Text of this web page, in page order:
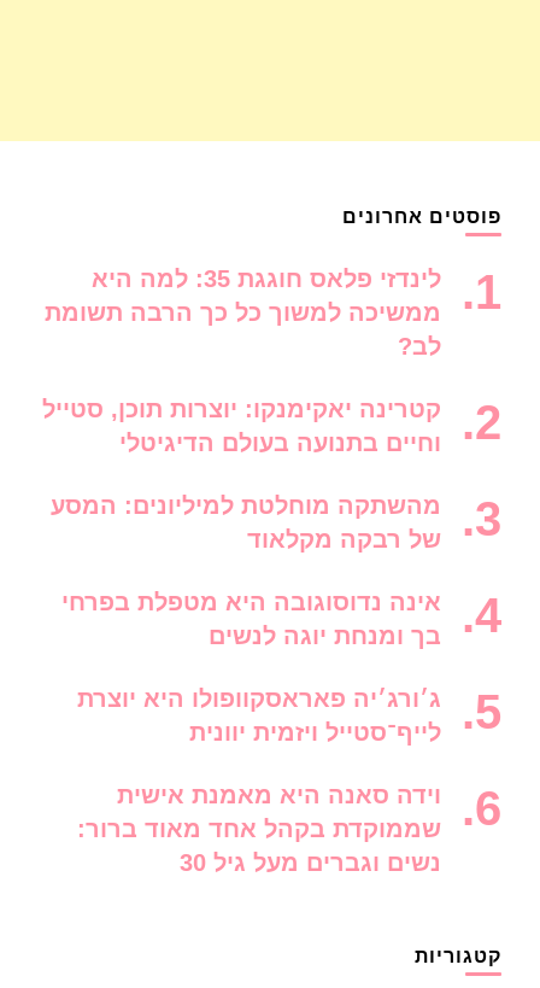
פוסטים אחרונים
לינדזי פלאס חוגגת 35: למה היא
ממשיכה למשוך כל כך הרבה תשומת
לב?
קטרינה יאקימנקו: יוצרות תוכן, סטייל
וחיים בתנועה בעולם הדיגיטלי
מהשתקה מוחלטת למיליונים: המסע
של רבקה מקלאוד
אינה נדוסוגובה היא מטפלת בפרחי
בך ומנחת יוגה לנשים
ג׳ורג׳יה פאראסקוופולו היא יוצרת
לייף־סטייל ויזמית יוונית
וידה סאנה היא מאמנת אישית
שממוקדת בקהל אחד מאוד ברור:
נשים וגברים מעל גיל 30
קטגוריות